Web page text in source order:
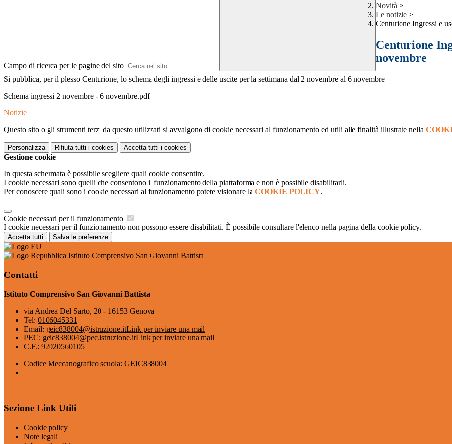
Campo di ricerca per le pagine del sito
Novità >
Le notizie >
Centurione Ingressi e
Centurione
novembre
Si pubblica, per il plesso Centurione, lo schema degli ingressi e delle uscite per la settimana dal 2 novembre al 6 novembre
Schema ingressi 2 novembre - 6 novembre.pdf
Notizie
Questo sito o gli strumenti terzi da questo utilizzati si avvalgono di cookie necessari al funzionamento ed utili alle finalità illustrate nella
Personalizza Rifiuta tutti i cookies Accetta tutti i cookies
Gestione cookie
In questa schermata è possibile scegliere quali cookie consentire.
I cookie necessari sono quelli che consentono il funzionamento della piattaforma e non è possibile disabilitarli.
Per conoscere quali sono i cookie necessari al funzionamento potete visionare la COOKIE POLICY.
Cookie necessari per il funzionamento
I cookie necessari per il funzionamento non possono essere disabilitati. È possibile consultare l'elenco nella pagina della cookie policy.
Accetta tutti Salva le preferenze
Istituto Comprensivo San Giovanni Battista
Contatti
Istituto Comprensivo San Giovanni Battista
via Andrea Del Sarto, 20 - 16153 Genova
Tel: 0106045331
Email: geic838004@istruzione.itLink per inviare una mail
PEC: geic838004@pec.istruzione.itLink per inviare una mail
C.F.: 92020560105
Codice Meccanografico scuola: GEIC838004
Sezione Link Utili
Cookie policy
Note legali